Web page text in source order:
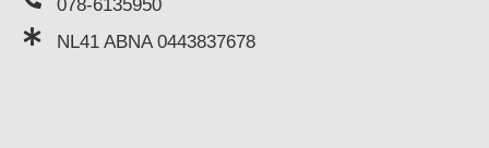
078-6135950
NL41 ABNA 0443837678